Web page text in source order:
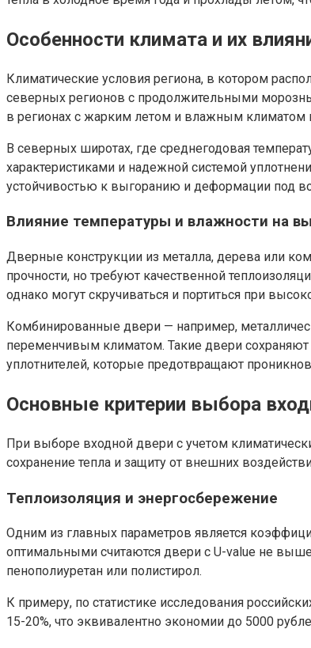
Особенности климата и их
Климатические условия региона, в котором
северных регионов с продолжительными
в регионах с жарким летом и влажным климатом
В северных широтах, где среднегодовая
характеристиками и надежной системой
устойчивостью к выгоранию и деформации под
Влияние температуры и влажности на
Дверные конструкции из металла, дерева или
прочности, но требуют качественной
однако могут скручиваться и портиться при
Комбинированные двери — например,
переменчивым климатом. Такие двери сохраняют
уплотнителей, которые предотвращают
Основные критерии выбора
При выборе входной двери с учетом
сохранение тепла и защиту от внешних
Теплоизоляция и энергосбережение
Одним из главных параметров является
оптимальными считаются двери с U-value не выше
пенополиуретан или полистирол.
К примеру, по статистике исследования
15-20%, что эквивалентно экономии до 5000